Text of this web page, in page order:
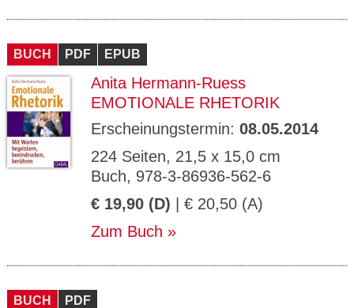
BUCH PDF EPUB
Anita Hermann-Ruess
EMOTIONALE RHETORIK
Erscheinungstermin: 08.05.2014
224 Seiten, 21,5 x 15,0 cm
Buch, 978-3-86936-562-6
€ 19,90 (D) | € 20,50 (A)
Zum Buch
BUCH PDF